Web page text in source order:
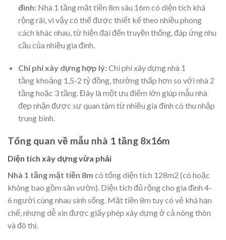
đình:Nhà 1 tầng mặt tiền 8m sâu 16m có diện tích khá
rộng rãi, vì vậy có thể được thiết kế theo nhiều phong
cách khác nhau, từ hiện đại đến truyền thống, đáp ứng nhu
cầu của nhiều gia đình.
Chi phí xây dựng hợp lý:Chi phí xây dựng nhà 1
tầng khoảng 1,5-2 tỷ đồng, thường thấp hơn so với nhà 2
tầng hoặc 3 tầng. Đây là một ưu điểm lớn giúp mẫu nhà
đẹp nhận được sự quan tâm từ nhiều gia đình có thu nhập
trung bình.
Tổng quan về mẫu nhà 1 tầng 8x16m
Diện tích xây dựng vừa phải
Nhà 1 tầng mặt tiền 8m có tổng diện tích 128m2 (có hoặc
không bao gồm sân vườn). Diện tích đủ rộng cho gia đình 4-
6 người cùng nhau sinh sống. Mặt tiền 8m tuy có vẻ khá hạn
chế, nhưng dễ xin được giấy phép xây dựng ở cả nông thôn
và đô thị.